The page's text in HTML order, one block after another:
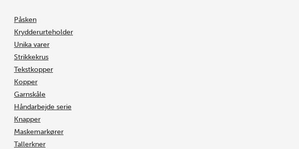
Påsken
Krydderurteholder
Unika varer
Strikkekrus
Tekstkopper
Kopper
Garnskåle
Håndarbejde serie
Knapper
Maskemarkører
Tallerkner